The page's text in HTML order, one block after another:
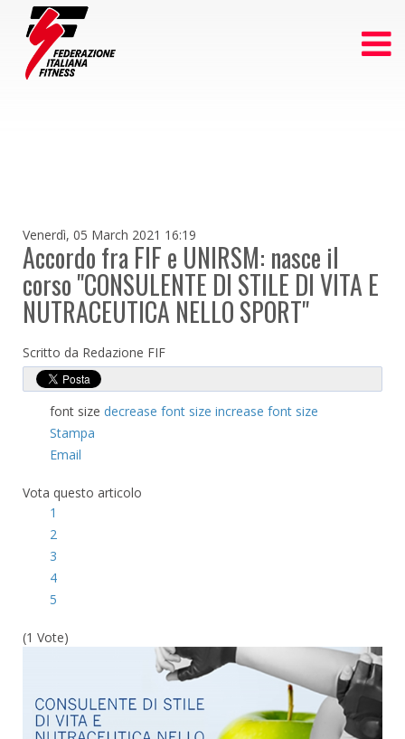
Venerdì, 05 March 2021 16:19
Accordo fra FIF e UNIRSM: nasce il
corso "CONSULENTE DI STILE DI VITA E
NUTRACEUTICA NELLO SPORT"
Scritto da Redazione FIF
font size decrease font size increase font size
Stampa
Email
Vota questo articolo
1
2
3
4
5
(1 Vote)